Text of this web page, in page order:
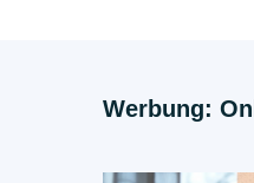
Werbung: